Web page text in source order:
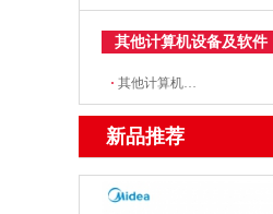
其他计算机设备及软件
·其他计算机设备及软件
新品推荐